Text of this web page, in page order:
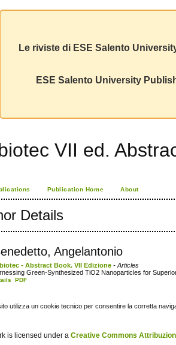
Le riviste di ESE Salento
ESE Salento University
VII ed.
Publication Home About
Details
Angelantonio
- Abstract Book. VII Edizione - Articles
Green-Synthesized TiO2 Nanoparticles for
PDF
utilizza un cookie tecnico per consentire la corretta
is licensed under a Creative Commons